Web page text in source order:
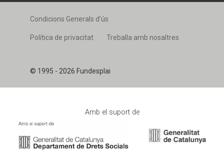
© 1995 - 2026 Fundesplai
Condicions Generals d’ús
Política de privacitat Treballa amb nosaltres
Amb el suport de